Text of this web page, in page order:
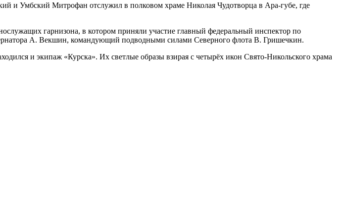
и Умбский Митрофан отслужил в полковом храме Николая Чудотворца в Ара-губе, где
гарнизона, в котором приняли участие главный федеральный инспектор по
А. Векшин, командующий подводными силами Северного флота В. Гришечкин.
и экипаж «Курска». Их светлые образы взирая с четырёх икон Свято-Никольского храма